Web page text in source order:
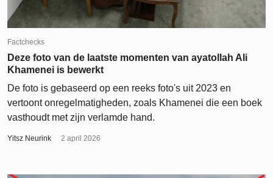
Factchecks
Deze foto van de laatste momenten van ayatollah Ali
Khamenei is bewerkt
De foto is gebaseerd op een reeks foto's uit 2023 en
vertoont onregelmatigheden, zoals Khamenei die een boek
vasthoudt met zijn verlamde hand.
Yitsz Neurink 2 april 2026